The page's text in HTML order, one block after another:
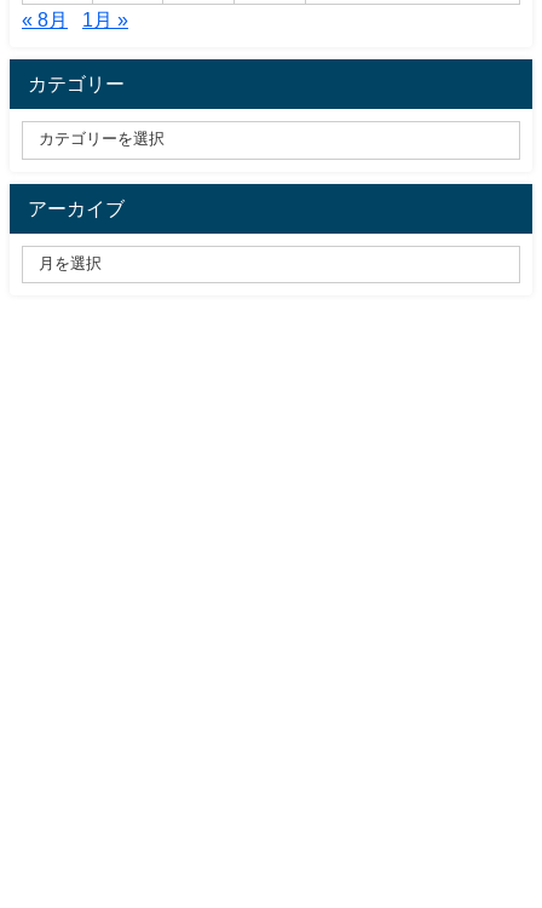
« 8月
1月 »
カテゴリー
アーカイブ